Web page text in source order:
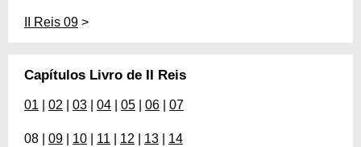
II Reis 09 >
Capítulos Livro de II Reis
01 02 03 04 05 06 07
08 | 09 10 11 12 13 14